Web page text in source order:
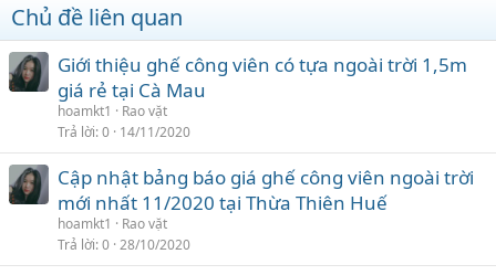
Chủ đề liên quan
Giới thiệu ghế công viên có tựa ngoài trời 1,5m
giá rẻ tại Cà Mau
hoamkt1
Rao vặt
Trả lời 0 14/11/2020
Cập nhật bảng báo giá ghế công viên ngoài trời
mới nhất 11/2020 tại Thừa Thiên Huế
hoamkt1
Rao vặt
Trả lời 0 28/10/2020